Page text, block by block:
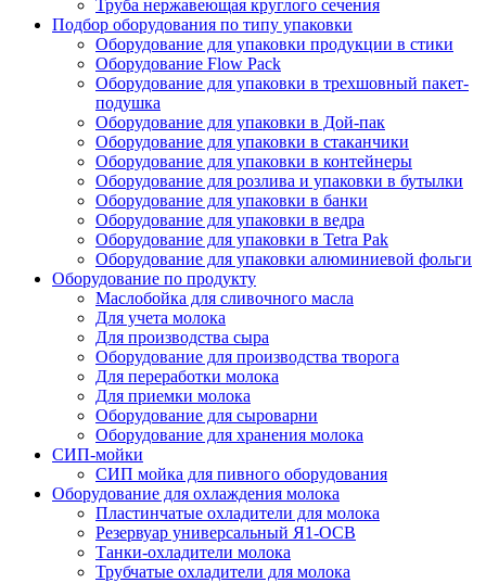
Труба нержавеющая круглого сечения
Подбор оборудования по типу упаковки
Оборудование для упаковки продукции в стики
Оборудование Flow Pack
Оборудование для упаковки в трехшовный пакет-
подушка
Оборудование для упаковки в Дой-пак
Оборудование для упаковки в стаканчики
Оборудование для упаковки в контейнеры
Оборудование для розлива и упаковки в бутылки
Оборудование для упаковки в банки
Оборудование для упаковки в ведра
Оборудование для упаковки в Tetra Pak
Оборудование для упаковки алюминиевой фольги
Оборудование по продукту
Маслобойка для сливочного масла
Для учета молока
Для производства сыра
Оборудование для производства творога
Для переработки молока
Для приемки молока
Оборудование для сыроварни
Оборудование для хранения молока
СИП-мойки
СИП мойка для пивного оборудования
Оборудование для охлаждения молока
Пластинчатые охладители для молока
Резервуар универсальный Я1-ОСВ
Танки-охладители молока
Трубчатые охладители для молока